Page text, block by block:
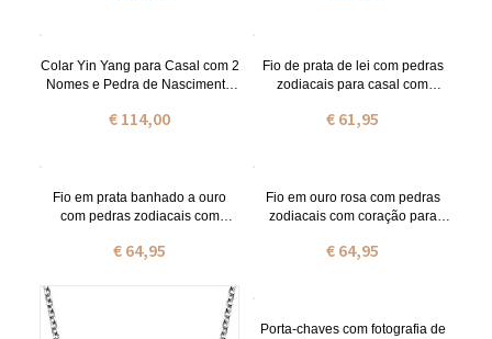
Colar Yin Yang para Casal com 2
Nomes e Pedra de Nascimento
€ 114,00
Fio de prata de lei com pedras
zodiacais para casal com
€ 61,95
Fio em prata banhado a ouro
com pedras zodiacais com
€ 64,95
Fio em ouro rosa com pedras
zodiacais com coração para
€ 64,95
Porta-chaves com fotografia de